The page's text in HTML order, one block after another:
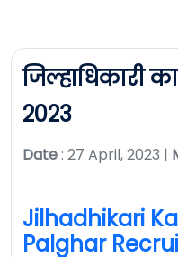
जिल्हाधिकारी
2023
Date: 27 April, 2023 |
Jilhadhikari
Palghar